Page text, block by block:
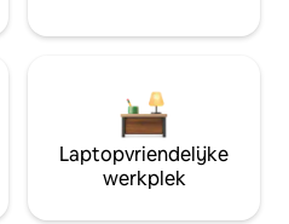
Laptopvriendelijke
werkplek